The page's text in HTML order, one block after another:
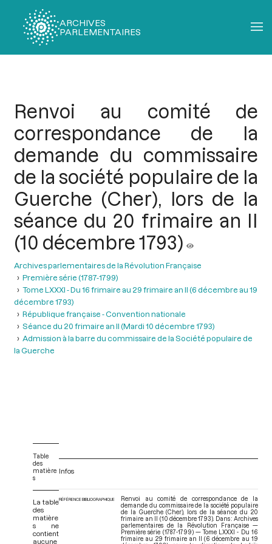
ARCHIVES
PARLEMENTAIRES
Renvoi au comité de
correspondance de la
demande du commissaire
de la société populaire de la
Guerche (Cher), lors de la
séance du 20 frimaire an II
(10 décembre 1793)
Archives parlementaires de la Révolution Française
Première série (1787-1799)
Tome LXXXI - Du 16 frimaire au 29 frimaire an II (6 décembre au 19
décembre 1793)
République française - Convention nationale
Séance du 20 frimaire an II (Mardi 10 décembre 1793)
Admission à la barre du commissaire de la Société populaire de
la Guerche
Table
des
matière
s
La table
des
matière
s ne
contient
aucune
Infos
RÉFÉRENCE BIBLIOGRAPHIQUE
Renvoi au comité de correspondance de la
demande du commissaire de la société populaire
de la Guerche (Cher), lors de la séance du 20
frimaire an II (10 décembre 1793). Dans : Archives
parlementaires de la Révolution Française —
Première série (1787-1799) — Tome LXXXI - Du 16
frimaire au 29 frimaire an II (6 décembre au 19